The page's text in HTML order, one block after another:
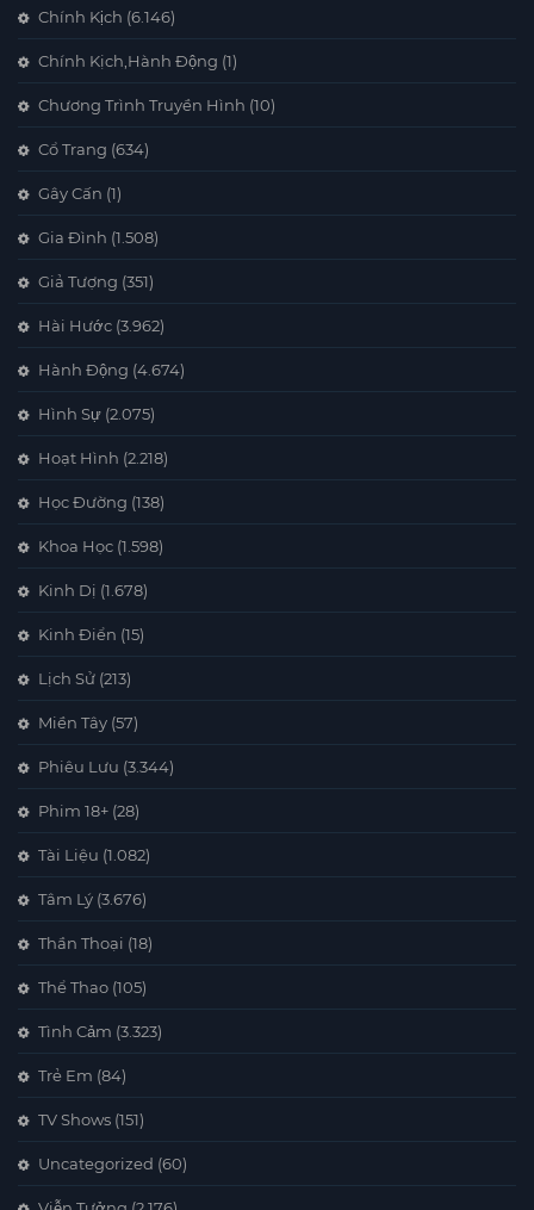
Chính Kịch (6.146)
Chính Kịch,Hành Động (1)
Chương Trình Truyền Hình (10)
Cổ Trang (634)
Gây Cấn (1)
Gia Đình (1.508)
Giả Tượng (351)
Hài Hước (3.962)
Hành Động (4.674)
Hình Sự (2.075)
Hoạt Hình (2.218)
Học Đường (138)
Khoa Học (1.598)
Kinh Dị (1.678)
Kinh Điển (15)
Lịch Sử (213)
Miền Tây (57)
Phiêu Lưu (3.344)
Phim 18+ (28)
Tài Liệu (1.082)
Tâm Lý (3.676)
Thần Thoại (18)
Thể Thao (105)
Tình Cảm (3.323)
Trẻ Em (84)
TV Shows (151)
Uncategorized (60)